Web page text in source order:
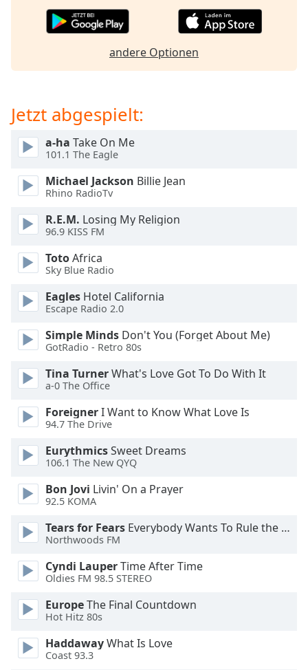
and
close
window.
Color
Background
Color
Opacity
Caption
Area
Background
Edge
Style
Font
Family
andere Optionen
Jetzt abgespielt:
a-ha Take On Me
101.1 The Eagle
Michael Jackson Billie Jean
Rhino RadioTv
R.E.M. Losing My Religion
96.9 KISS FM
TotoAfrica
Sky Blue Radio
Eagles Hotel California
Escape Radio 2.0
Simple Minds Don't You (Forget About Me)
GotRadio - Retro 80s
Tina TurnerWhat's Love Got To Do With It
a-0 The Office
ForeignerI Want to Know What Love Is
94.7 The Drive
EurythmicsSweet Dreams
106.1 The New QYQ
Bon Jovi Livin' On a Prayer
92.5 KOMA
Tears for Fears Everybody Wants To Rule the World
Northwoods FM
Cyndi LauperTime After Time
Oldies FM 98.5 STEREO
EuropeThe Final Countdown
Hot Hitz 80s
HaddawayWhat Is Love
Coast 93.3